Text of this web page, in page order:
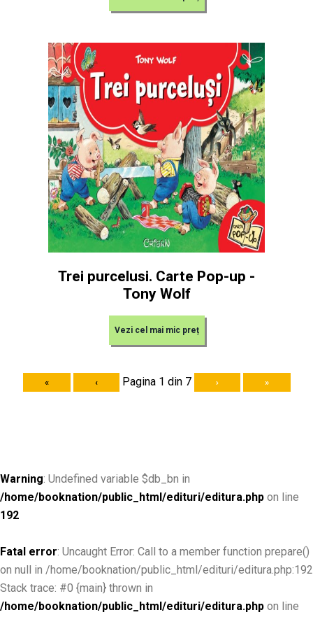
Trei purcelusi. Carte Pop-up -
Tony Wolf
Vezi cel mai mic preț
« ‹ Pagina 1 din 7 › »
Warning: Undefined variable $db_bn in
/home/booknation/public_html/edituri/editura.php on line
192
Fatal error: Uncaught Error: Call to a member function prepare()
on null in /home/booknation/public_html/edituri/editura.php:192
Stack trace: #0 {main} thrown in
/home/booknation/public_html/edituri/editura.php on line